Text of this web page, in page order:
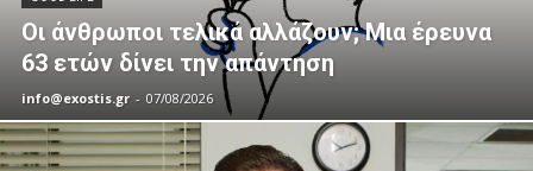
Οι άνθρωποι τελικά αλλάζουν; Μια έρευνα
63 ετών δίνει την απάντηση
info@exostis.gr - 07/08/2026